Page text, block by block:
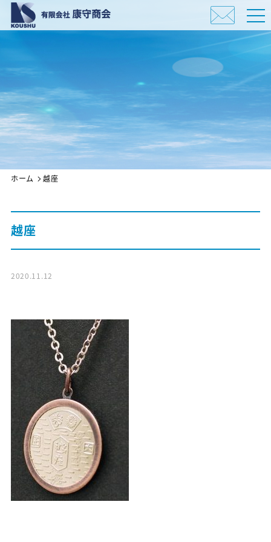
ホーム 越座
越座
2020.11.12